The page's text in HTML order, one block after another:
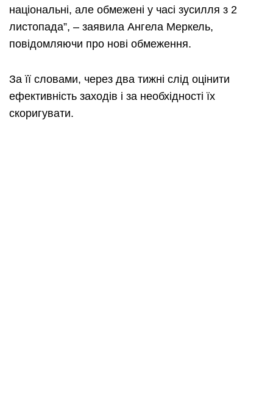
національні, але обмежені у часі зусилля з 2
листопада”, – заявила Ангела Меркель,
повідомляючи про нові обмеження.
За її словами, через два тижні слід оцінити
ефективність заходів і за необхідності їх
скоригувати.